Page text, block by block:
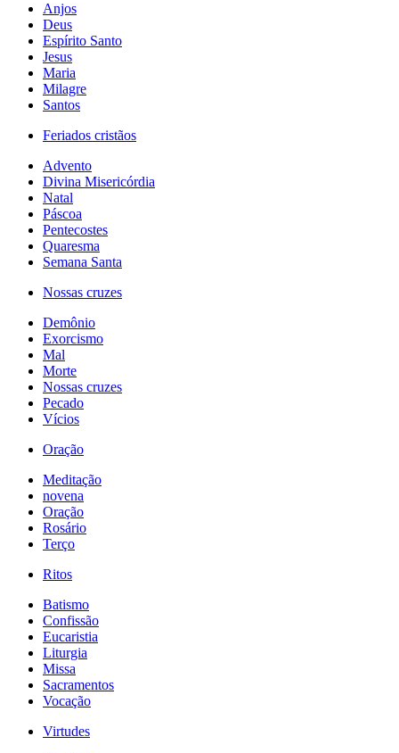
Anjos
Deus
Espírito Santo
Jesus
Maria
Milagre
Santos
Feriados cristãos
Advento
Divina Misericórdia
Natal
Páscoa
Pentecostes
Quaresma
Semana Santa
Nossas cruzes
Demônio
Exorcismo
Mal
Morte
Nossas cruzes
Pecado
Vícios
Oração
Meditação
novena
Oração
Rosário
Terço
Ritos
Batismo
Confissão
Eucaristia
Liturgia
Missa
Sacramentos
Vocação
Virtudes